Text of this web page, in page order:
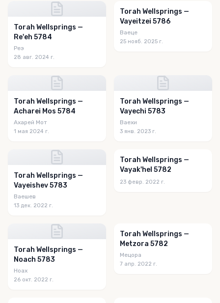
Torah Wellsprings —
Re'eh 5784
Реэ
28 авг. 2024 г.
Torah Wellsprings —
Vayeitzei 5786
Ваеце
25 нояб. 2025 г.
Torah Wellsprings —
Acharei Mos 5784
Ахарей Мот
1 мая 2024 г.
Torah Wellsprings —
Vayechi 5783
Ваехи
3 янв. 2023 г.
Torah Wellsprings —
Vayeishev 5783
Ваешев
13 дек. 2022 г.
Torah Wellsprings —
Vayak'hel 5782
23 февр. 2022 г.
Torah Wellsprings —
Noach 5783
Ноах
26 окт. 2022 г.
Torah Wellsprings —
Metzora 5782
Мецора
7 апр. 2022 г.